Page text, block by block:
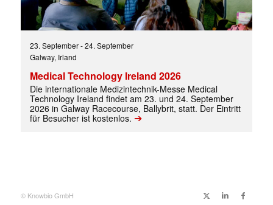
23. September-24. September
Galway, Irland
Medical Technology Ireland 2026
Die internationale Medizintechnik-Messe Medical
Technology Ireland findet am 23. und 24. September
2026 in Galway Racecourse, Ballybrit, statt. Der Eintritt
für Besucher ist kostenlos. ➔
© Knowbio GmbH